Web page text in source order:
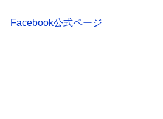
Facebook公式ページ